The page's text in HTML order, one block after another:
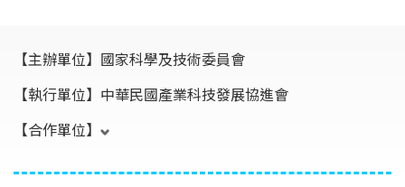
【主辦單位】 國家科學及技術委員會
【執行單位】 中華民國產業科技發展協進會
【合作單位】